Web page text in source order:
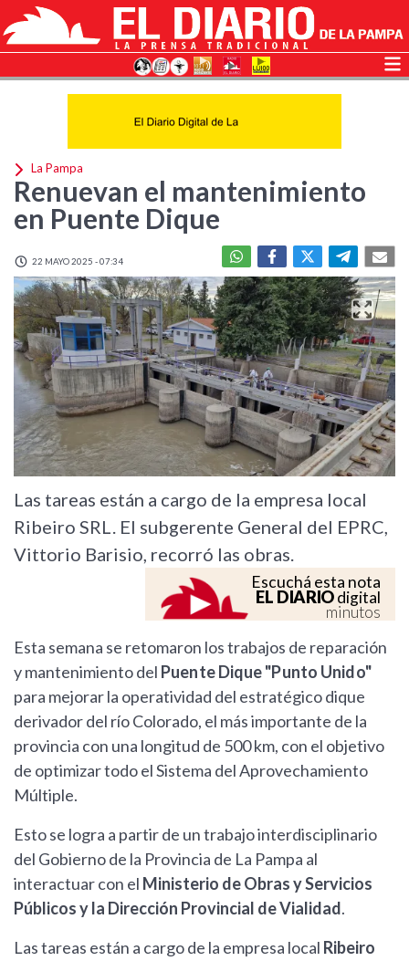
La Pampa
Renuevan el mantenimiento
en Puente Dique
22 MAYO 2025 - 07:34
Las tareas están a cargo de la empresa local
Ribeiro SRL. El subgerente General del EPRC,
Vittorio Barisio, recorró las obras.
Escuchá esta nota
EL DIARIOdigital
minutos
Esta semana se retomaron los trabajos de reparación
y mantenimiento del Puente Dique "Punto Unido"
para mejorar la operatividad del estratégico dique
derivador del río Colorado, el más importante de la
provincia con una longitud de 500 km, con el objetivo
de optimizar todo el Sistema del Aprovechamiento
Múltiple.
Esto se logra a partir de un trabajo interdisciplinario
del Gobierno de la Provincia de La Pampa al
interactuar con el Ministerio de Obras y Servicios
Públicos y la Dirección Provincial de Vialidad.
Las tareas están a cargo de la empresa local Ribeiro